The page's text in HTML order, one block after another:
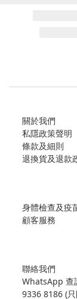
關於我們
私隱政策聲明
條款及細則
退換貨及退款
身體檢查及疫
顧客服務
聯絡我們
WhatsApp 查
9336 8186 (